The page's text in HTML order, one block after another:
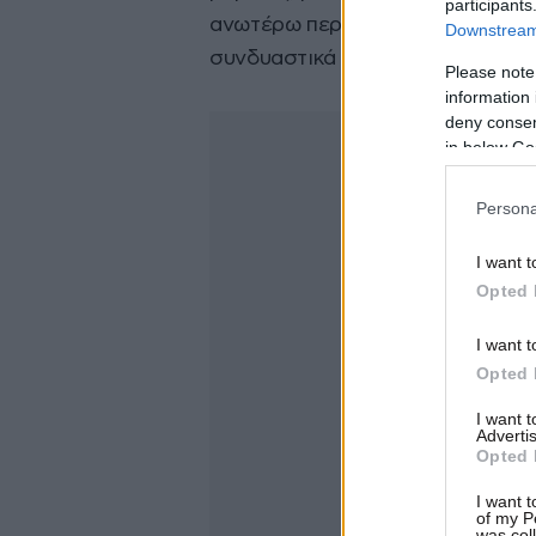
Please
information
deny
in below
I want
Opted
I want
Opted
I want
Opted
I want
of my
ανωτέρω περιεχόμενο), που θα
συνδυαστικά είτε μεμονωμένα,